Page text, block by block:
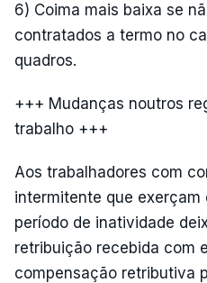
6) Coima mais baixa se
contratados a termo no
quadros.
+++ Mudanças noutros
trabalho +++
Aos trabalhadores com
intermitente que
período de inatividade
retribuição recebida com
compensação retributiva